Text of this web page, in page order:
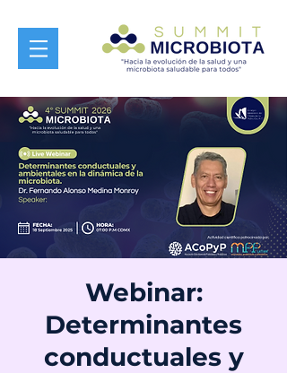
Webinar:
Determinantes
conductuales y